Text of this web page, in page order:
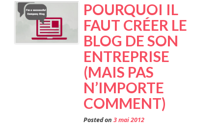
POURQUOI IL
FAUT CRÉER LE
BLOG DE SON
ENTREPRISE
(MAIS PAS
N’IMPORTE
COMMENT)
Posted on 3 mai 2012